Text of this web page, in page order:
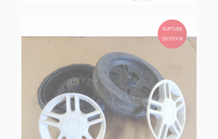
RUPTURE
DE STOCK